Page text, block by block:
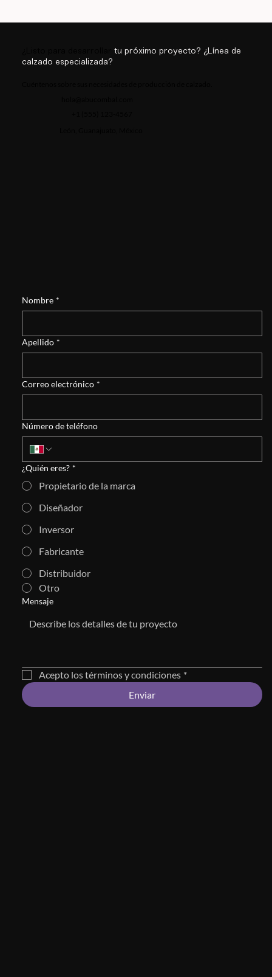
¿Listo para desarrollartu próximo proyecto? ¿Línea de
calzado especializada?
Nombre *
Apellido *
Correo electrónico *
Número de teléfono
¿Quién eres? *
Propietario de la marca
Diseñador
Inversor
Fabricante
Distribuidor
Otro
Mensaje
Acepto los términos y condiciones *
Enviar